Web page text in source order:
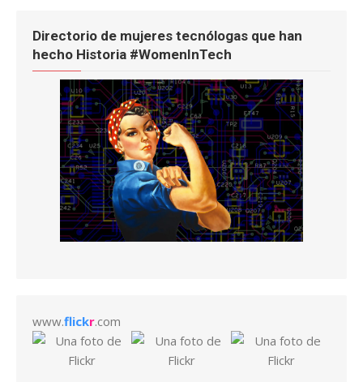
Directorio de mujeres tecnólogas que han
hecho Historia #WomenInTech
www.flickr.com